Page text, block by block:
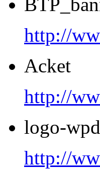
http://
Acket
http://
logo-
http://